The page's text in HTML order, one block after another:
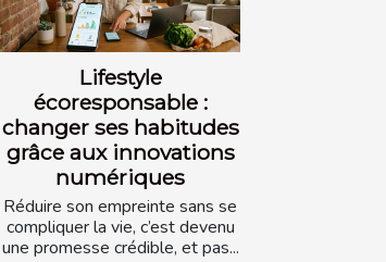
Lifestyle
écoresponsable :
changer ses habitudes
grâce aux innovations
numériques
Réduire son empreinte sans se
compliquer la vie, c’est devenu
une promesse crédible, et pas...